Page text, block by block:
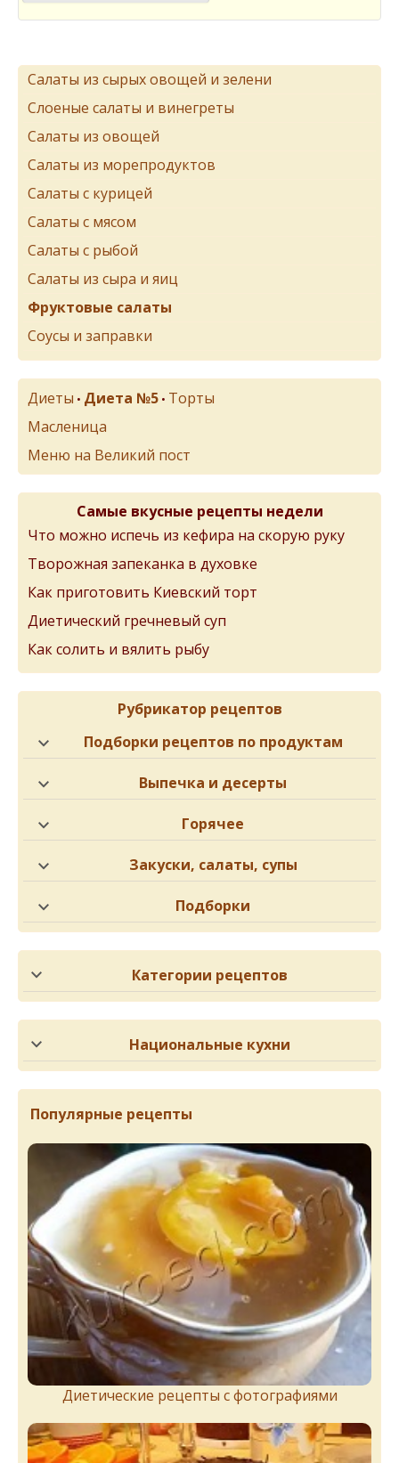
Салаты из сырых овощей и зелени
Слоеные салаты и винегреты
Салаты из овощей
Салаты из морепродуктов
Салаты с курицей
Салаты с мясом
Салаты с рыбой
Салаты из сыра и яиц
Фруктовые салаты
Соусы и заправки
Диеты • Диета №5 • Торты
Масленица
Меню на Великий пост
Самые вкусные рецепты недели
Что можно испечь из кефира на скорую руку
Творожная запеканка в духовке
Как приготовить Киевский торт
Диетический гречневый суп
Как солить и вялить рыбу
Рубрикатор рецептов
Подборки рецептов по продуктам
Выпечка и десерты
Горячее
Закуски, салаты, супы
Подборки
Категории рецептов
Национальные кухни
Популярные рецепты
Диетические рецепты с фотографиями